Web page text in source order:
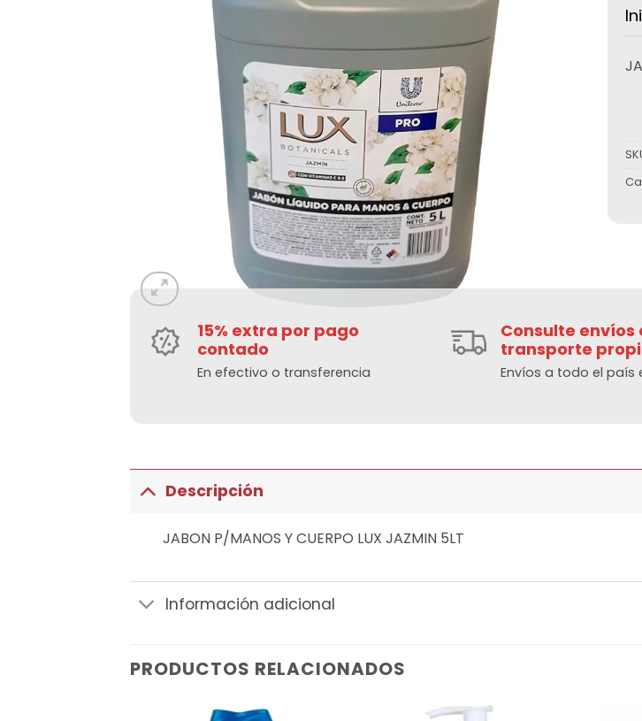
15% extra por pago
contado
En efectivo o transferencia
Consulte envíos
transporte
Envíos a todo el país
Descripción
JABON P/MANOS Y CUERPO LUX JAZMIN 5LT
Información adicional
PRODUCTOS RELACIONADOS